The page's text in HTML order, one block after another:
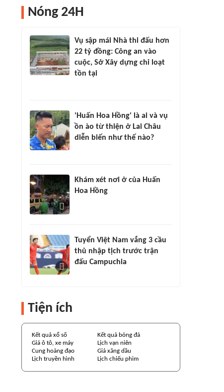
Nóng 24H
Vụ sập mái Nhà thi đấu hơn
22 tỷ đồng: Công an vào
cuộc, Sở Xây dựng chỉ loạt
tồn tại
'Huấn Hoa Hồng' là ai và vụ
ồn ào từ thiện ở Lai Châu
diễn biến như thế nào?
Khám xét nơi ở của Huấn
Hoa Hồng
Tuyển Việt Nam vắng 3 cầu
thủ nhập tịch trước trận
đấu Campuchia
Tiện ích
Kết quả xổ số
Kết quả bóng đá
Giá ô tô, xe máy
Lịch vạn niên
Cung hoàng đạo
Giá xăng dầu
Lịch truyền hình
Lịch chiếu phim